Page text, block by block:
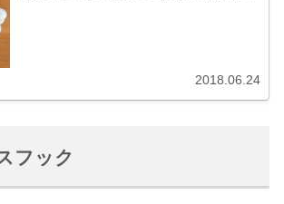
2018.06.24
フック